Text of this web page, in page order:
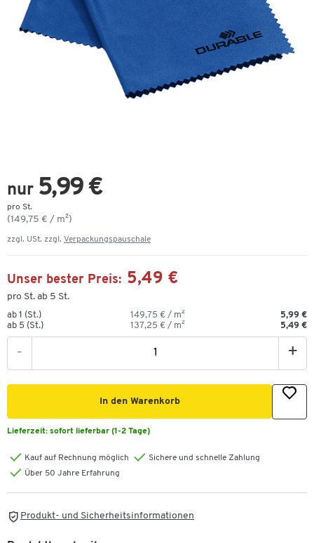
nur 5,99 €
pro St.
(149,75 € / m²)
zzgl. USt. zzgl. Verpackungspauschale
Unser bester Preis: 5,49 €
pro St. ab 5 St.
ab 1 (St.) 149,75 € / m²
5,99 €
ab 5 (St.)
137,25 € / m² 5,49 €
- +
In den Warenkorb
Lieferzeit: sofort lieferbar (1-2 Tage)
Kauf auf Rechnung möglich
Sichere und schnelle Zahlung
Über 50 Jahre Erfahrung
Produkt- und Sicherheitsinformationen